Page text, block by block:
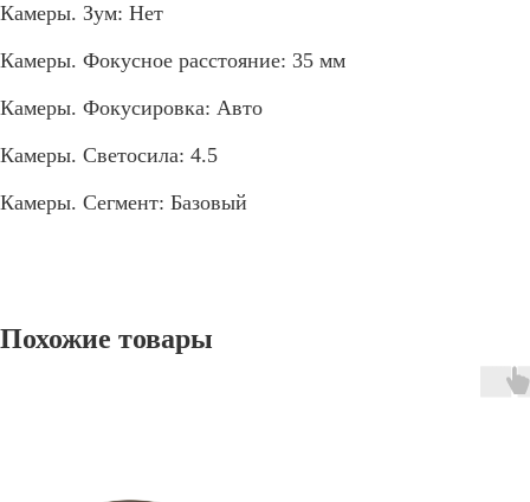
Камеры. Зум: Нет
Камеры. Фокусное расстояние: 35 мм
Камеры. Фокусировка: Авто
Камеры. Светосила: 4.5
Камеры. Сегмент: Базовый
Похожие товары